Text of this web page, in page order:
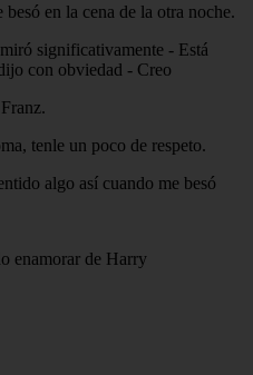
en la cena de la otra noche.
significativamente - Está
con obviedad - Creo
tenle un poco de respeto.
algo así cuando me besó
enamorar de Harry